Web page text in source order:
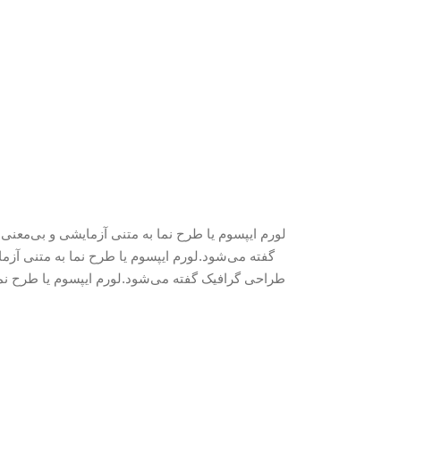
لورم ایپسوم یا طرح‌ نما به متنی آزمایشی و
گفته می‌شود.لورم ایپسوم یا طرح‌ نما به متنی
طراحی گرافیک گفته می‌شود.لورم ایپسوم یا طرح‌